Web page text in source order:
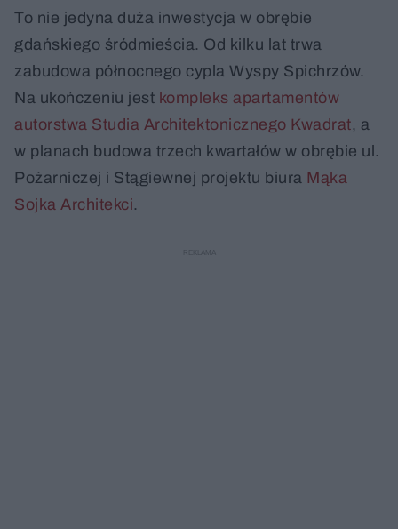
To nie jedyna duża inwestycja w obrębie
gdańskiego śródmieścia. Od kilku lat trwa
zabudowa północnego cypla Wyspy Spichrzów.
Na ukończeniu jest kompleks apartamentów
autorstwa Studia Architektonicznego Kwadrat, a
w planach budowa trzech kwartałów w obrębie ul.
Pożarniczej i Stągiewnej projektu biura Mąka
Sojka Architekci.